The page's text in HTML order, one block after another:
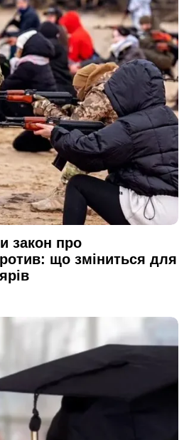
закон про
що зміниться для